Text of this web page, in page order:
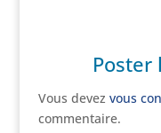
Vous devez vous
commentaire.